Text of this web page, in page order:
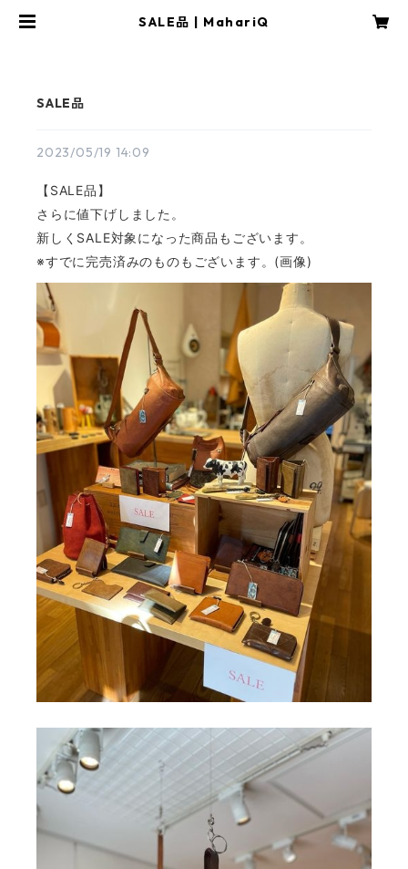
SALE品 | MahariQ
SALE品
2023/05/19 14:09
【SALE品】
さらに値下げしました。
新しくSALE対象になった商品もございます。
※すでに完売済みのものもございます。(画像)